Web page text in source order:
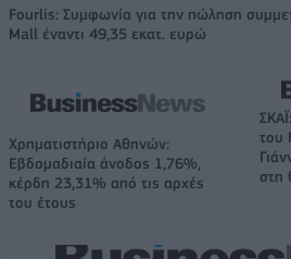
Fourlis: Συμφωνία για την πώληση
Mall έναντι 49,35 εκατ. ευρώ
Χρηματιστήριο Αθηνών:
Εβδομαδιαία άνοδος 1,76%,
κέρδη 23,31% από τις αρχές
του έτους
του
στη